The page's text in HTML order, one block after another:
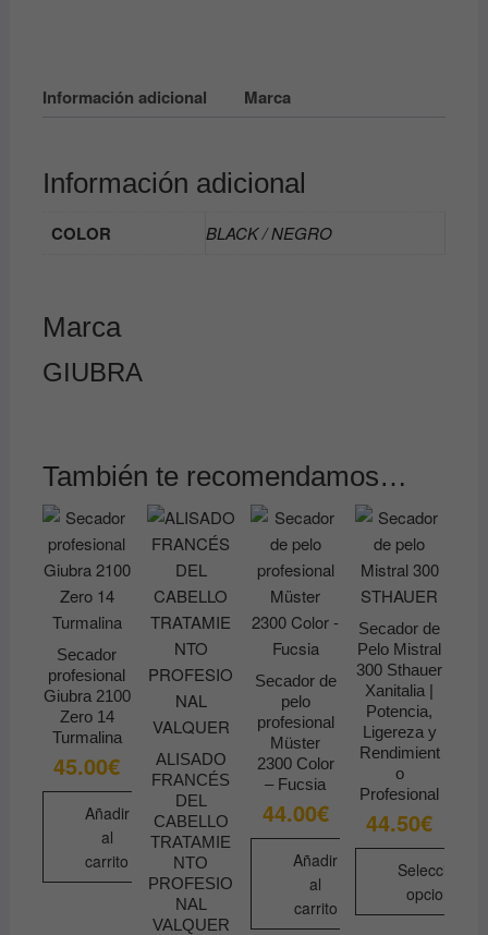
Información adicional Marca
Información adicional
COLOR BLACK / NEGRO
Marca
GIUBRA
También te recomendamos…
Secador
profesional
Giubra 2100
Zero 14
Turmalina
45.00€
Añadir
al
carrito
ALISADO
FRANCÉS
DEL
CABELLO
TRATAMIE
NTO
PROFESIO
NAL
VALQUER
Secador de
pelo
profesional
Müster
2300 Color
– Fucsia
44.00€
Añadir
al
carrito
Secador de
Pelo Mistral
300 Sthauer
Xanitalia |
Potencia,
Ligereza y
Rendimient
o
Profesional
44.50€
Seleccionar
opciones